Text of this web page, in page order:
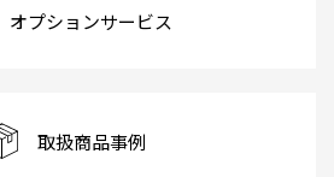
オプションサービス
取扱商品事例